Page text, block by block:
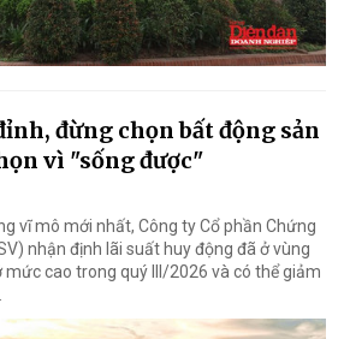
đừng chọn bất động sản
vì "sống được"
vĩ mô mới nhất, Công ty Cổ phần Chứng
nhận định lãi suất huy động đã ở vùng
mức cao trong quý III/2026 và có thể giảm